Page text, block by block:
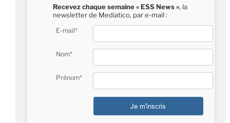
Recevez chaque semaine « ESS News », la
newsletter de Mediatico, par e-mail :
E-mail*
Nom*
Prénom*